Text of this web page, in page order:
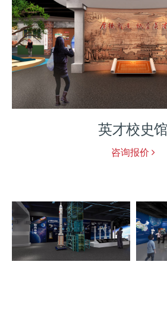
西和警史馆
咨询报价